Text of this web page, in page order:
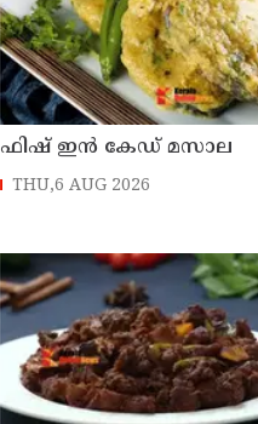
ഫിഷ് ഇൻ കേഡ് മസാല
THU,6 AUG 2026